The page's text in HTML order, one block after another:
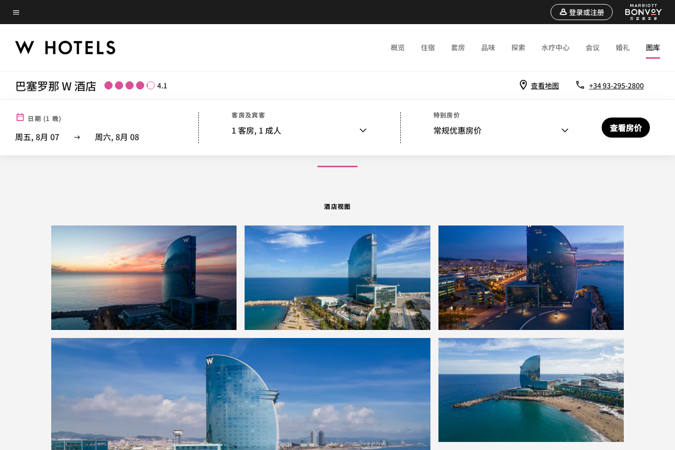
Skip
to
content
菜单文本
登录或注册
概览 住宿 套房 品味 探索 水疗中心 会议 婚礼 图库
巴塞罗那 W 酒店 4.1 查看地图 +34 93-295-2800
日期 (1 晚)
周五, 8月 07 周六, 8月 08
客房及宾客
1 客房, 1 成人
特别房价
常规优惠房价 查看房价
酒店视图 活动和会议
酒店视图